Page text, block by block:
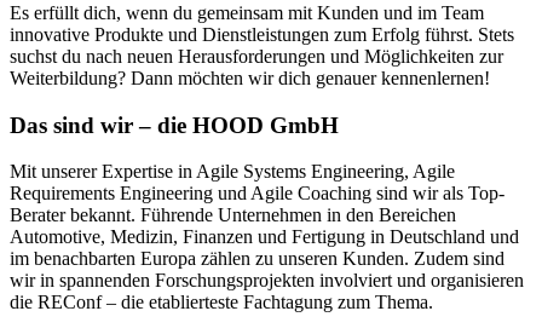
Es erfüllt dich, wenn du gemeinsam mit Kunden und im Team
innovative Produkte und Dienstleistungen zum Erfolg führst. Stets
suchst du nach neuen Herausforderungen und Möglichkeiten zur
Weiterbildung? Dann möchten wir dich genauer kennenlernen!
Das sind wir – die HOOD GmbH
Mit unserer Expertise in Agile Systems Engineering, Agile
Requirements Engineering und Agile Coaching sind wir als Top-
Berater bekannt. Führende Unternehmen in den Bereichen
Automotive, Medizin, Finanzen und Fertigung in Deutschland und
im benachbarten Europa zählen zu unseren Kunden. Zudem sind
wir in spannenden Forschungsprojekten involviert und organisieren
die REConf – die etablierteste Fachtagung zum Thema.